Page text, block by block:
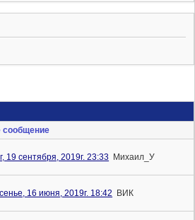
сообщение
19 сентября, 2019г. 23:33 Михаил_У
16 июня, 2019г. 18:42 ВИК